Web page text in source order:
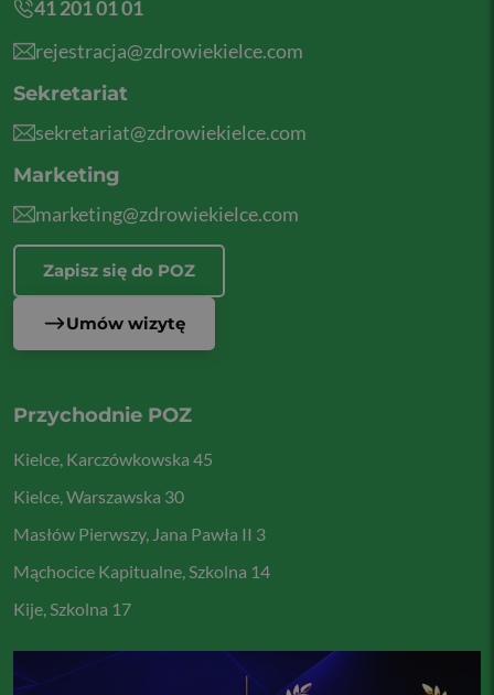
41 201 01 01
rejestracja@zdrowiekielce.com
Sekretariat
sekretariat@zdrowiekielce.com
Marketing
marketing@zdrowiekielce.com
Zapisz się do POZ
Umów wizytę
Przychodnie POZ
Kielce, Karczówkowska 45
Kielce, Warszawska 30
Masłów Pierwszy, Jana Pawła II 3
Mąchocice Kapitualne, Szkolna 14
Kije, Szkolna 17